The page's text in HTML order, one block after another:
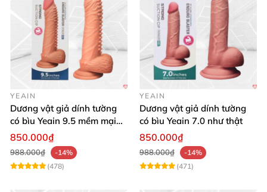
YEAIN
Dương vật giả dính tường
có bìu Yeain 9.5 mềm mại
thật
850.000₫
988.000₫
-14%
(478)
YEAIN
Dương vật giả dính tường
có bìu Yeain 7.0 như thật
850.000₫
988.000₫
-14%
(471)